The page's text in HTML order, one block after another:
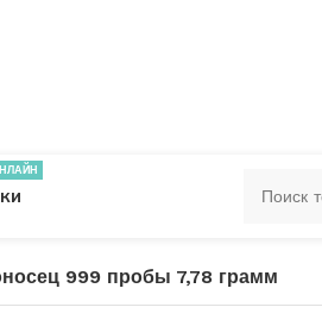
КОЛЬЦА 583 ПРОБЫ
999 пробы 7,78 грамм